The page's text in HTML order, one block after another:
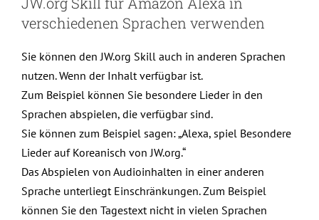
verschiedenen Sprachen verwenden
Sie können den JW.org Skill auch in anderen Sprachen
nutzen. Wenn der Inhalt verfügbar ist.
Zum Beispiel können Sie besondere Lieder in den
Sprachen abspielen, die verfügbar sind.
Sie können zum Beispiel sagen: „Alexa, spiel Besondere
Lieder auf Koreanisch von JW.org.“
Das Abspielen von Audioinhalten in einer anderen
Sprache unterliegt Einschränkungen. Zum Beispiel
können Sie den Tagestext nicht in vielen Sprachen